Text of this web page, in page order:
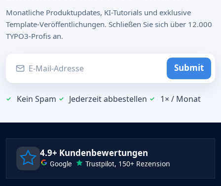
Monatliche Produktupdates, KI-Tutorials und exklusive
Template-Veröffentlichungen. Schließen Sie sich über 12.000
TYPO3-Profis an.
Submit
Kein Spam Jederzeit abbestellen 1× / Monat
4.9+ Kundenbewertungen
Google Trustpilot, 150+ Rezension